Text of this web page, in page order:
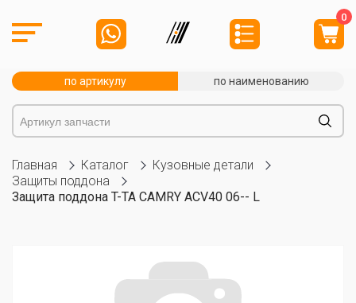
0
по артикулу по наименованию
Главная Каталог
Кузовные детали
Защиты поддона
Защита поддона T-TA CAMRY ACV40 06-- L